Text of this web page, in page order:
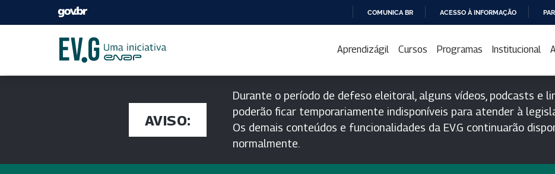
PARA
CONTEÚDO
COMUNICA BR ACESSO À INFORMAÇÃO
Aprendizágil Cursos Programas Institucional
AVISO:
Durante o período de defeso eleitoral, alguns vídeos, podcasts e
poderão ficar temporariamente indisponíveis para atender à
Os demais conteúdos e funcionalidades da EV.G continuarão
normalmente.